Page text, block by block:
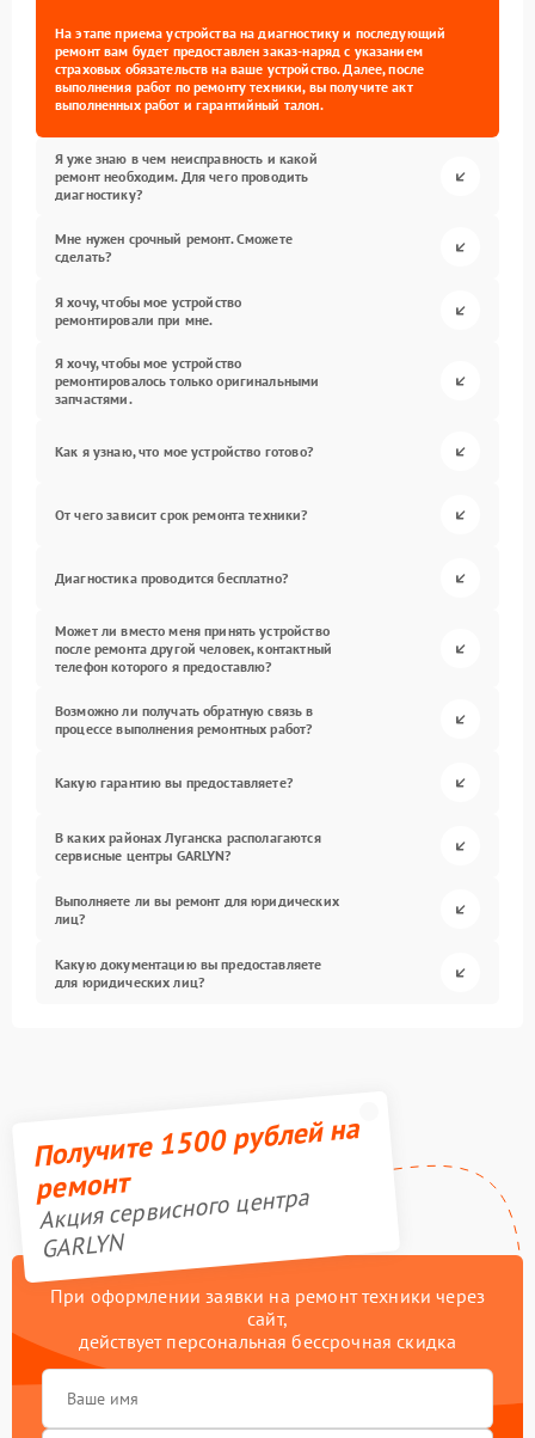
На этапе приема устройства на диагностику и последующий
ремонт вам будет предоставлен заказ-наряд с указанием
страховых обязательств на ваше устройство. Далее, после
выполнения работ по ремонту техники, вы получите акт
выполненных работ и гарантийный талон.
Я уже знаю в чем неисправность и какой
ремонт необходим. Для чего проводить
диагностику?
Мне нужен срочный ремонт. Сможете
сделать?
Я хочу, чтобы мое устройство
ремонтировали при мне.
Я хочу, чтобы мое устройство
ремонтировалось только оригинальными
запчастями.
Как я узнаю, что мое устройство готово?
От чего зависит срок ремонта техники?
Диагностика проводится бесплатно?
Может ли вместо меня принять устройство
после ремонта другой человек, контактный
телефон которого я предоставлю?
Возможно ли получать обратную связь в
процессе выполнения ремонтных работ?
Какую гарантию вы предоставляете?
В каких районах Луганска располагаются
сервисные центры GARLYN?
Выполняете ли вы ремонт для юридических
лиц?
Какую документацию вы предоставляете
для юридических лиц?
Получите 1500 рублей на
ремонт
Акция сервисного центра
GARLYN
При оформлении заявки на ремонт техники через
сайт,
действует персональная бессрочная скидка